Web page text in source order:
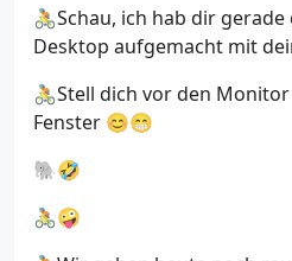
🚴Schau, ich hab dir
Desktop aufgemacht mit
🚴Stell dich vor den
Fenster 😊😁
🐘🤣
🚴🤪